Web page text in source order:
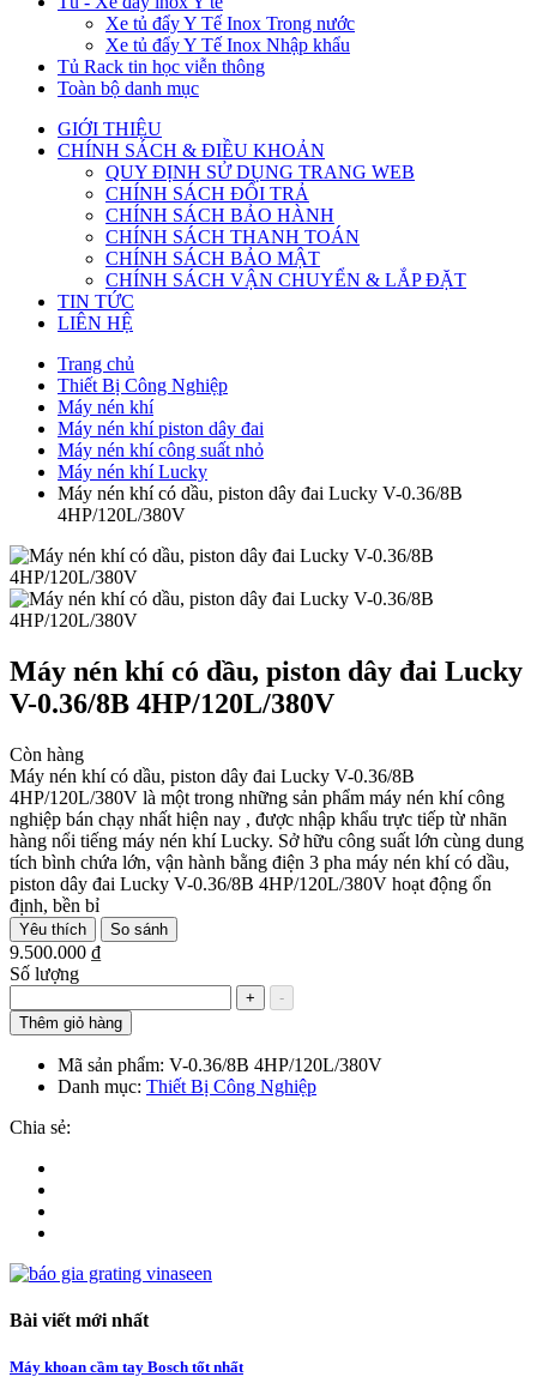
Xe tủ đẩy Y Tế Inox Trong nước
Xe tủ đẩy Y Tế Inox Nhập khẩu
Tủ Rack tin học viễn thông
Toàn bộ danh mục
GIỚI THIỆU
CHÍNH SÁCH & ĐIỀU KHOẢN
QUY ĐỊNH SỬ DỤNG TRANG WEB
CHÍNH SÁCH ĐỔI TRẢ
CHÍNH SÁCH BẢO HÀNH
CHÍNH SÁCH THANH TOÁN
CHÍNH SÁCH BẢO MẬT
CHÍNH SÁCH VẬN CHUYỂN & LẮP ĐẶT
TIN TỨC
LIÊN HỆ
Trang chủ
Thiết Bị Công Nghiệp
Máy nén khí
Máy nén khí piston dây đai
Máy nén khí công suất nhỏ
Máy nén khí Lucky
Máy nén khí có dầu, piston dây đai Lucky V-0.36/8B
4HP/120L/380V
Máy nén khí có dầu, piston dây đai Lucky
V-0.36/8B 4HP/120L/380V
Còn hàng
Máy nén khí có dầu, piston dây đai Lucky V-0.36/8B
4HP/120L/380V là một trong những sản phẩm máy nén khí công
nghiệp bán chạy nhất hiện nay , được nhập khẩu trực tiếp từ nhãn
hàng nổi tiếng máy nén khí Lucky. Sở hữu công suất lớn cùng dung
tích bình chứa lớn, vận hành bằng điện 3 pha máy nén khí có dầu,
piston dây đai Lucky V-0.36/8B 4HP/120L/380V hoạt động ổn
định, bền bỉ
Yêu thích So sánh
9.500.000 ₫
Số lượng
+
-
Thêm giỏ hàng
Mã sản phẩm: V-0.36/8B 4HP/120L/380V
Danh mục: Thiết Bị Công Nghiệp
Chia sẻ:
Bài viết mới nhất
Máy khoan cầm tay Bosch tốt nhất